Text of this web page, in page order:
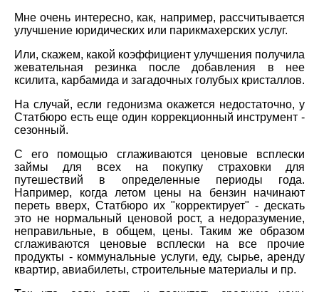
Мне очень интересно, как, например, рассчитывается
улучшение юридических или парикмахерских услуг.
Или, скажем, какой коэффициент улучшения получила
жевательная резинка после добавления в нее
ксилита, карбамида и загадочных голубых кристаллов.
На случай, если гедонизма окажется недостаточно, у
Статбюро есть еще один коррекционный инструмент -
сезонный.
С его помощью сглаживаются ценовые всплески
займы для всех на покупку страховки для
путешествий в определенные периоды года.
Например, когда летом цены на бензин начинают
переть вверх, Статбюро их "корректирует" - дескать
это не нормальный ценовой рост, а недоразумение,
неправильные, в общем, цены. Таким же образом
сглаживаются ценовые всплески на все прочие
продукты - коммунальные услуги, еду, сырье, аренду
квартир, авиабилеты, строительные материалы и пр.